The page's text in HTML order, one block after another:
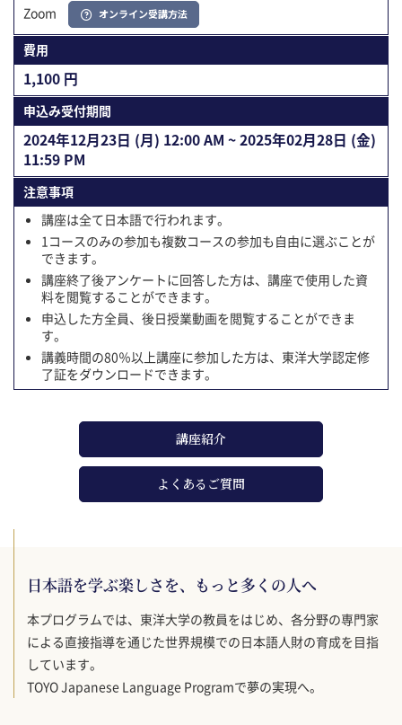
Zoom
オンライン受講方法
費用
1,100 円
申込み受付期間
2024年12⽉23⽇ (月) 12:00 AM ~ 2025年02⽉28⽇ (金)
11:59 PM
注意事項
講座は全て日本語で行われます。
1コースのみの参加も複数コースの参加も自由に選ぶことが
できます。
講座終了後アンケートに回答した方は、講座で使用した資
料を閲覧することができます。
申込した方全員、後日授業動画を閲覧することができま
す。
講義時間の80％以上講座に参加した方は、東洋大学認定修
了証をダウンロードできます。
講座紹介
よくあるご質問
日本語を学ぶ楽しさを、もっと多くの人へ
本プログラムでは、東洋大学の教員をはじめ、各分野の専門家
による直接指導を通じた世界規模での日本語人財の育成を目指
しています。
TOYO Japanese Language Programで夢の実現へ。